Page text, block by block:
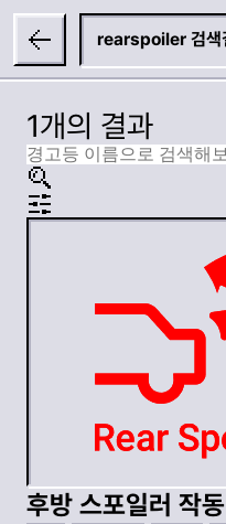
rearspoiler
1개의 결과
후방 스포일러 작